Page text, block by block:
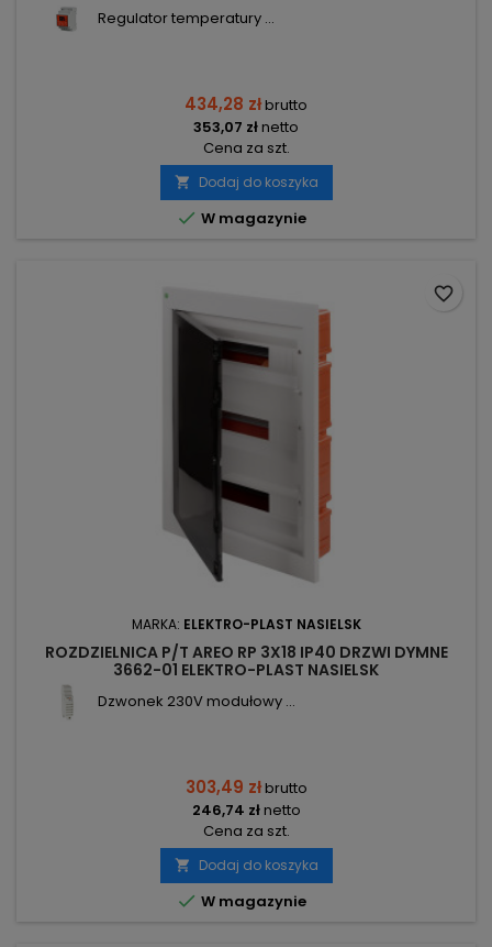
Regulator temperatury ...
434,28 złbrutto
353,07 złnetto
Cena za szt.
 Dodaj do koszyka
 W magazynie
MARKA: ELEKTRO-PLAST NASIELSK
ROZDZIELNICA P/T AREO RP 3X18 IP40 DRZWI DYMNE
3662-01 ELEKTRO-PLAST NASIELSK
Dzwonek 230V modułowy ...
303,49 złbrutto
246,74 złnetto
Cena za szt.
 Dodaj do koszyka
 W magazynie
favorite_border